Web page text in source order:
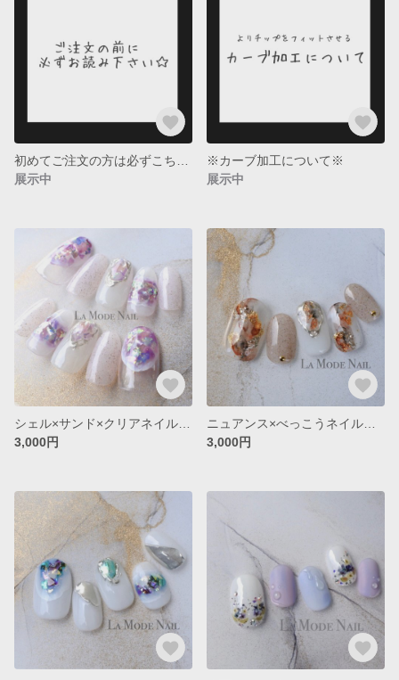
展示中
※カーブ加工について※
展示中
3,000円
3,000円